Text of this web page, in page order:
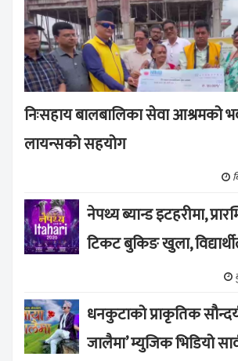
निःसहाय बालबालिका सेवा आश्रमको
लायन्सको सहयोग
नेपथ्य ब्यान्ड इटहरीमा,
टिकट बुकिङ खुला,
धनकुटाको प्राकृतिक
जालैमा’ म्युजिक भिडियो